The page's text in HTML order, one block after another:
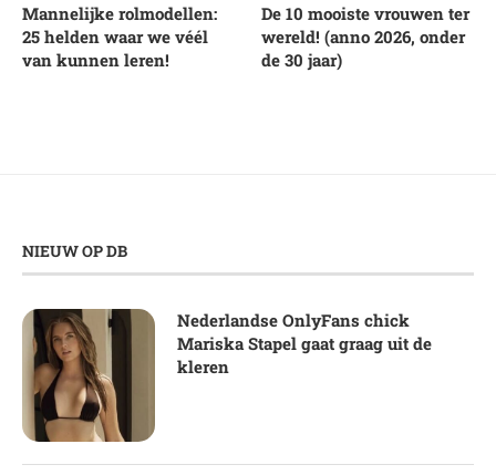
Mannelijke rolmodellen:
25 helden waar we véél
van kunnen leren!
De 10 mooiste vrouwen ter
wereld! (anno 2026, onder
de 30 jaar)
NIEUW OP DB
Nederlandse OnlyFans chick
Mariska Stapel gaat graag uit de
kleren